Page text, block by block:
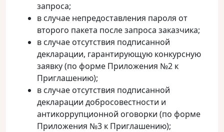
запроса;
в случае непредоставления пароля от
второго пакета после запроса заказчика;
в случае отсутствия подписанной
декларации, гарантирующую конкурсную
заявку (по форме Приложения №2 к
Приглашению);
в случае отсутствия подписанной
декларации добросовестности и
антикоррупционной оговорки (по форме
Приложения №3 к Приглашению);